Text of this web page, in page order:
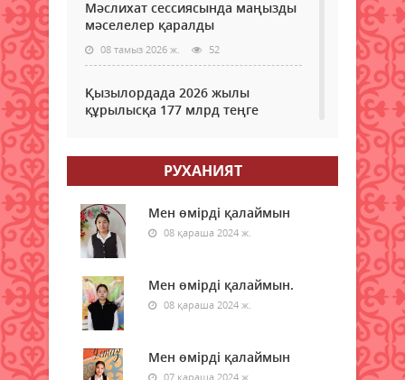
Мәслихат сессиясында маңызды
мәселелер қаралды
08 тамыз 2026 ж. 52
Қызылордада 2026 жылы
құрылысқа 177 млрд теңге
зауыты салынады
08 тамыз 2026 ж. 50
Қазақстанның басым бөлігінде
жауын-шашынсыз ауа райы
күтіледі
РУХАНИЯТ
Мен өмірді қалаймын
08 қараша 2024 ж.
Мен өмірді қалаймын.
08 қараша 2024 ж.
Мен өмірді қалаймын
07 қараша 2024 ж.